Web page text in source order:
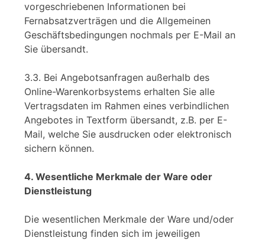
vorgeschriebenen Informationen bei
Fernabsatzverträgen und die Allgemeinen
Geschäftsbedingungen nochmals per E-Mail an
Sie übersandt.
3.3. Bei Angebotsanfragen außerhalb des
Online-Warenkorbsystems erhalten Sie alle
Vertragsdaten im Rahmen eines verbindlichen
Angebotes in Textform übersandt, z.B. per E-
Mail, welche Sie ausdrucken oder elektronisch
sichern können.
4. Wesentliche Merkmale der Ware oder
Dienstleistung
Die wesentlichen Merkmale der Ware und/oder
Dienstleistung finden sich im jeweiligen